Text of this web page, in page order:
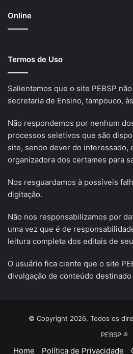
Online
Termos de Uso
Salientamos que o site PEBSP
secretaria de Ensino, tampouco,
Não respondemos por nenhum
processos seletivos que são
site, sendo dever do interessado,
organizadora dos certames para
Nos resguardamos à possíveis
digitação.
Não nos responsabilizamos por
uma vez que é de
leitura completa dos editais de
O usuário fica ciente que o site
divulgação de conteúdo
© Copyright 2026, Todos os
PEBSP ®
Home Política de Privacidade